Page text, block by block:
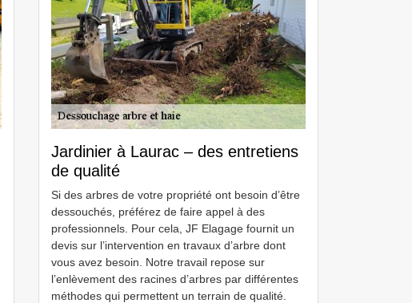
Jardinier à Laurac – des entretiens
de qualité
Si des arbres de votre propriété ont besoin d’être
dessouchés, préférez de faire appel à des
professionnels. Pour cela, JF Elagage fournit un
devis sur l’intervention en travaux d’arbre dont
vous avez besoin. Notre travail repose sur
l’enlèvement des racines d’arbres par différentes
méthodes qui permettent un terrain de qualité.